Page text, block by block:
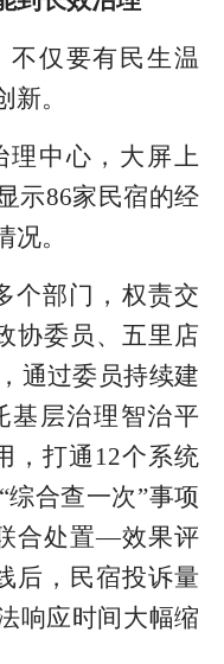
仅要有民生温
。
理中心，大屏上
示86家民宿的经
。
个部门，权责交
协委员、五里店
通过委员持续建
基层治理智治平
，打通12个系统
合查一次”事项
合处置—效果评
后，民宿投诉量
响应时间大幅缩